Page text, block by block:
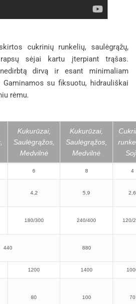
cukrinių runkelių, saulėgrąžų,
rapsų sėjai kartu įterpiant trąšas.
dirvą ir esant minimaliam
su fiksuotu, hidrauliškai
rėmu.
Kukurūzai,
Saulėgrąžos,
Medvilnė
Kukurūzai,
Saulėgrąžos,
Medvilnė
6 8 4
4,2 5,9 2,6
180/300 240/400 120/
440 880
1200 1400
80 100 70